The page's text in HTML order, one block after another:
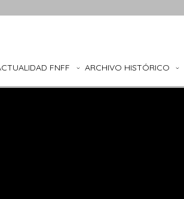
FNFF ARCHIVO HISTÓRICO